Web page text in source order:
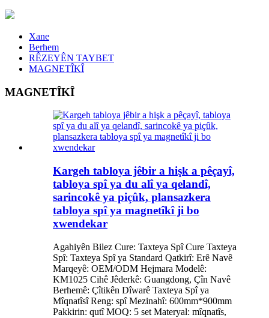
Xane
Berhem
RÊZEYÊN TAYBET
MAGNETÎKÎ
MAGNETÎKÎ
Kargeh tabloya jêbir a hişk a pêçayî,
tabloya spî ya du alî ya qelandî,
sarincokê ya piçûk, plansazkera
tabloya spî ya magnetîkî ji bo
xwendekar
Agahiyên Bilez Cure: Taxteya Spî Cure Taxteya
Spî: Taxteya Spî ya Standard Qatkirî: Erê Navê
Marqeyê: OEM/ODM Hejmara Modelê:
KM1025 Cihê Jêderkê: Guangdong, Çîn Navê
Berhemê: Çîtikên Dîwarê Taxteya Spî ya
Mîqnatîsî Reng: spî Mezinahî: 600mm*900mm
Pakkirin: qutî MOQ: 5 set Materyal: mîqnatîs,